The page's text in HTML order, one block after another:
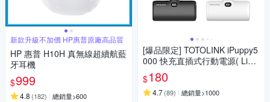
新款升級不加價 HP惠普原廠高品質
HP 惠普 H10H 真無線超續航藍
牙耳機
$999
4.8 (182) 總銷量>600
[爆品限定] TOTOLINK iPuppy5
000 快充直插式行動電源( Light
ning/Type-C )
$180
4.7(89) 總銷量>1000